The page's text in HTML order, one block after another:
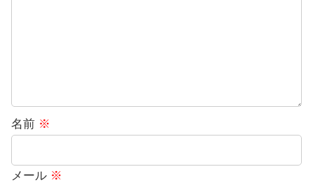
名前 ※
メール ※